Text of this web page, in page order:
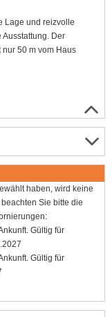
Lage und reizvolle
Der
50 m vom Haus
haben, wird keine
Sie bitte die
Gültig für
Gültig für